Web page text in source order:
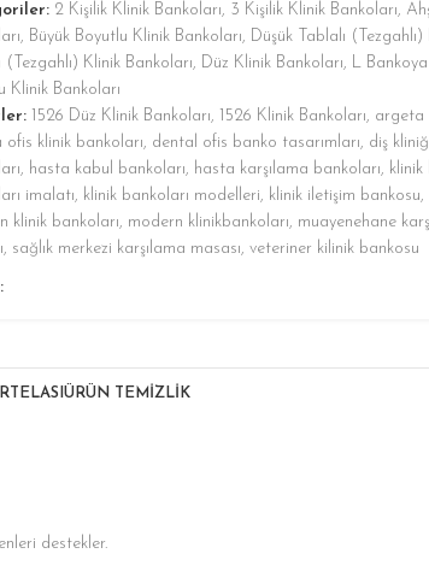
2 Kişilik Klinik Bankoları, 3 Kişilik Klinik Bankoları,
, Büyük Boyutlu Klinik Bankoları, Düşük Tablalı
(Tezgahlı) Klinik Bankoları, Düz Klinik Bankoları, L
Klinik Bankoları
1526 Düz Klinik Bankoları, 1526 Klinik Bankoları, argeta
klinik bankoları, dental ofis banko tasarımları, diş
, hasta kabul bankoları, hasta karşılama bankoları, klinik
imalatı, klinik bankoları modelleri, klinik iletişim bankosu,
klinik bankoları, modern klinikbankoları, muayenehane
, sağlık merkezi karşılama masası, veteriner kilinik bankosu
ÜRÜN TEMİZLİK
destekler.